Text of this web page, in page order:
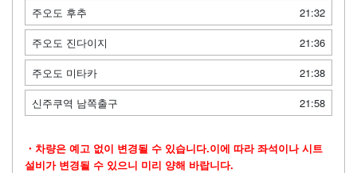
주오도 후추
21:32
주오도 진다이지
21:36
주오도 미타카
21:38
신주쿠역 남쪽출구
21:58
・차량은 예고 없이 변경될 수 있습니다.이에 따라 좌석이나 시트
설비가 변경될 수 있으니 미리 양해 바랍니다.